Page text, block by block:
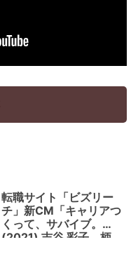
転職サイト「ビズリー
チ」新CM「キャリアつ
くって、サバイブ。」
(2021) 吉谷 彩子、柄